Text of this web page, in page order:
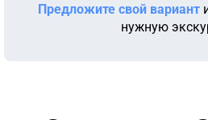
Предложите свой вариант
нужную